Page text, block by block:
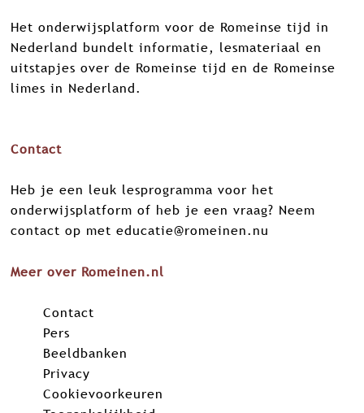
e
z
e
p
i
a
o
p
a
e
z
e
p
i
a
o
p
e
z
e
p
a
o
p
i
k
d
I
n
e
z
e
p
a
o
p
h
A
p
Het onderwijsplatform voor de Romeinse tijd in
Nederland bundelt informatie, lesmateriaal en
uitstapjes over de Romeinse tijd en de Romeinse
limes in Nederland.
Contact
Heb je een leuk lesprogramma voor het
onderwijsplatform of heb je een vraag? Neem
contact op met educatie@romeinen.nu
Meer over Romeinen.nl
Contact
Pers
Beeldbanken
Privacy
Cookievoorkeuren